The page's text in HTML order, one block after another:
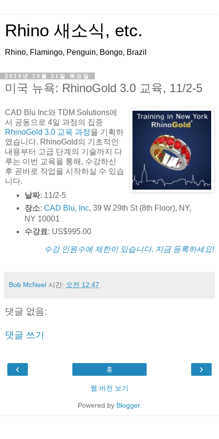
Rhino 새소식, etc.
Rhino, Flamingo, Penguin, Bongo, Brazil
2010년 10월 21일 목요일
미국 뉴욕: RhinoGold 3.0 교육, 11/2-5
CAD Blu Inc와 TDM Solutions에
서 공동으로 4일 과정의 집중
RhinoGold 3.0 교육 과정을 기획하
였습니다. RhinoGold의 기초적인
내용부터 고급 단계의 기술까지 다
루는 이번 교육을 통해, 수강하신
후 곧바로 작업을 시작하실 수 있습
니다.
날짜: 11/2-5
장소: CAD Blu, Inc, 39 W 29th St (8th Floor), NY,
NY 10001
수강료: US$995.00
수강 인원수에 제한이 있습니다. 지금 등록하세요!
Bob McNeel 시간: 오전 12:47
댓글 없음:
댓글 쓰기
‹ ›
홈
웹 버전 보기
Powered by Blogger.